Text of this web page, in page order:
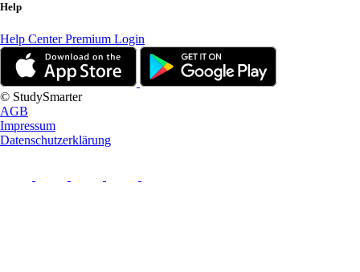
Help
Help CenterPremium Login
© StudySmarter
AGB
Impressum
Datenschutzerklärung